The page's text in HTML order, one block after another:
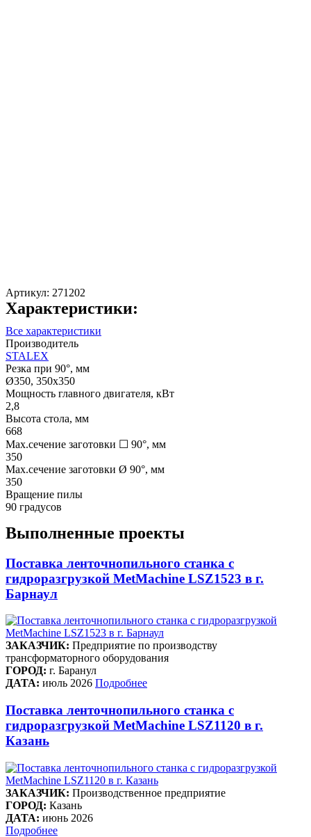
Артикул: 271202
Характеристики:
Все характеристики
Производитель
STALEX
Резка при 90°, мм
Ø350, 350x350
Мощность главного двигателя, кВт
2,8
Высота стола, мм
668
Max.сечение заготовки ☐ 90°, мм
350
Max.сечение заготовки Ø 90°, мм
350
Вращение пилы
90 градусов
Выполненные проекты
Поставка ленточнопильного станка c
гидроразгрузкой MetMachine LSZ1523 в г.
Барнаул
ЗАКАЗЧИК: Предприятие по производству
трансформаторного оборудования
ГОРОД: г. Баранул
ДАТА: июль 2026 Подробнее
Поставка ленточнопильного станка c
гидроразгрузкой MetMachine LSZ1120 в г.
Казань
ЗАКАЗЧИК: Производственное предприятие
ГОРОД: Казань
ДАТА: июнь 2026
Подробнее